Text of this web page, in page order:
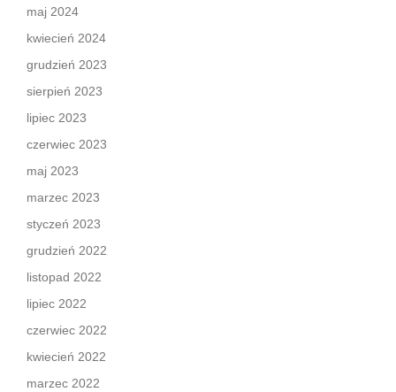
maj 2024
kwiecień 2024
grudzień 2023
sierpień 2023
lipiec 2023
czerwiec 2023
maj 2023
marzec 2023
styczeń 2023
grudzień 2022
listopad 2022
lipiec 2022
czerwiec 2022
kwiecień 2022
marzec 2022